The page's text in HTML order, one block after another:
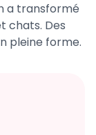
a transformé
chats. Des
pleine forme.